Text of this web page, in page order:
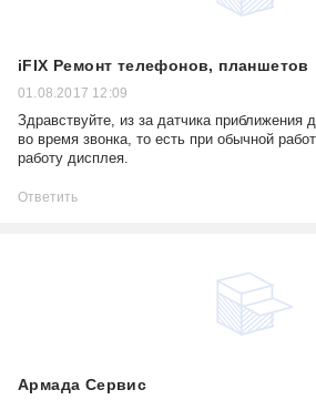
iFIX Ремонт телефонов, планшетов
01.08.2017 12:09
Здравствуйте, из за датчика приближения
во время звонка, то есть при обычной
работу дисплея.
Ответить
Армада Сервис